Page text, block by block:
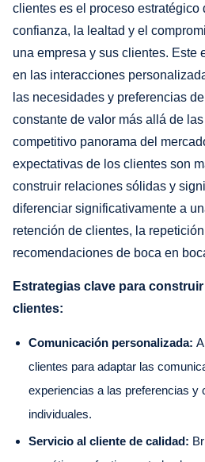
clientes es el proceso estratégico
confianza, la lealtad y el
una empresa y sus clientes. Este
en las interacciones
las necesidades y preferencias
constante de valor más allá de
competitivo panorama del
expectativas de los clientes son
construir relaciones sólidas y
diferenciar significativamente a
retención de clientes, la
recomendaciones de boca en
Estrategias clave para
clientes:
Comunicación personalizada:
clientes para adaptar las
experiencias a las preferencias y
individuales.
Servicio al cliente de calidad: